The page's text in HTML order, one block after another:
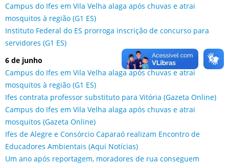
Campus do Ifes em Vila Velha alaga após chuvas e atrai
mosquitos à região (G1 ES)
Instituto Federal do ES prorroga inscrição de concurso para
servidores (G1 ES)
6 de junho
Campus do Ifes em Vila Velha alaga após chuvas e atrai
mosquitos à região (G1 ES)
Ifes contrata professor substituto para Vitória (Gazeta Online)
Campus do Ifes em Vila Velha alaga após chuvas e atrai
mosquitos (Gazeta Online)
Ifes de Alegre e Consórcio Caparaó realizam Encontro de
Educadores Ambientais (Aqui Notícias)
Um ano após reportagem, moradores de rua conseguem